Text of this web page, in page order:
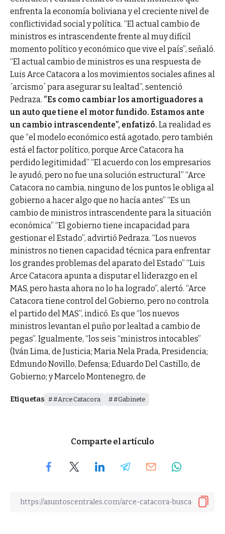
enfrenta la economía boliviana y el creciente nivel de
conflictividad social y política. “El actual cambio de
ministros es intrascendente frente al muy difícil
momento político y económico que vive el país”, señaló.
“El actual cambio de ministros es una respuesta de
Luis Arce Catacora a los movimientos sociales afines al
´arcismo´ para asegurar su lealtad”, sentenció
Pedraza. “Es como cambiar los amortiguadores a
un auto que tiene el motor fundido. Estamos ante
un cambio intrascendente”, enfatizó. La realidad es
que “el modelo económico está agotado, pero también
está el factor político, porque Arce Catacora ha
perdido legitimidad” “El acuerdo con los empresarios
le ayudó, pero no fue una solución estructural” “Arce
Catacora no cambia, ninguno de los puntos le obliga al
gobierno a hacer algo que no hacía antes” “Es un
cambio de ministros intrascendente para la situación
económica” “El gobierno tiene incapacidad para
gestionar el Estado”, advirtió Pedraza. “Los nuevos
ministros no tienen capacidad técnica para enfrentar
los grandes problemas del aparato del Estado” “Luis
Arce Catacora apunta a disputar el liderazgo en el
MAS, pero hasta ahora no lo ha logrado”, alertó. “Arce
Catacora tiene control del Gobierno, pero no controla
el partido del MAS”, indicó. Es que “los nuevos
ministros levantan el puño por lealtad a cambio de
pegas”. Igualmente, “los seis “ministros intocables”
(Iván Lima, de Justicia; Maria Nela Prada, Presidencia;
Edmundo Novillo, Defensa; Eduardo Del Castillo, de
Gobierno; y Marcelo Montenegro, de
Etiquetas #Arce Catacora #Gabinete
Comparte el artículo